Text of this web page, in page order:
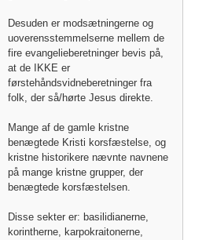
Desuden er modsætningerne og
uoverensstemmelserne mellem de
fire evangelieberetninger bevis på,
at de IKKE er
førstehåndsvidneberetninger fra
folk, der så/hørte Jesus direkte.
Mange af de gamle kristne
benægtede Kristi korsfæstelse, og
kristne historikere nævnte navnene
på mange kristne grupper, der
benægtede korsfæstelsen.
Disse sekter er: basilidianerne,
korintherne, karpokraitonerne,